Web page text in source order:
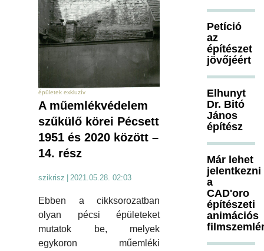
épületek exkluzív
A műemlékvédelem
szűkülő körei Pécsett
1951 és 2020 között –
14. rész
szikrisz 2021.05.28. 02:03
Ebben a cikksorozatban
olyan pécsi épületeket
mutatok be, melyek
egykoron műemléki
Petíció
az
építészet
jövőjéért
Elhunyt
Dr. Bitó
János
építész
Már lehet
jelentkezni
a
CAD'oro
építészeti
animációs